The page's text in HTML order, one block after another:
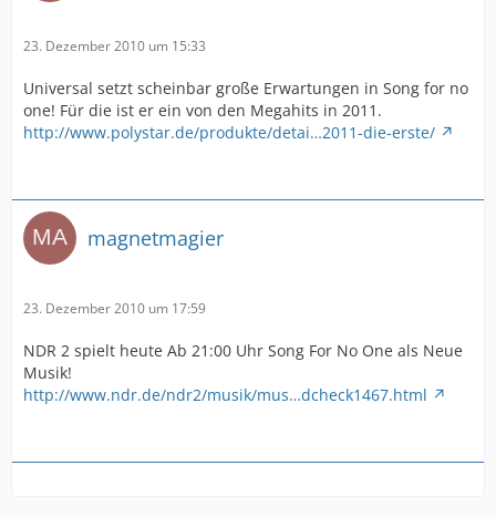
23. Dezember 2010 um 15:33
Universal setzt scheinbar große Erwartungen in Song for no
one! Für die ist er ein von den Megahits in 2011.
http://www.polystar.de/produkte/detai…2011-die-erste/
magnetmagier
23. Dezember 2010 um 17:59
NDR 2 spielt heute Ab 21:00 Uhr Song For No One als Neue
Musik!
http://www.ndr.de/ndr2/musik/mus…dcheck1467.html